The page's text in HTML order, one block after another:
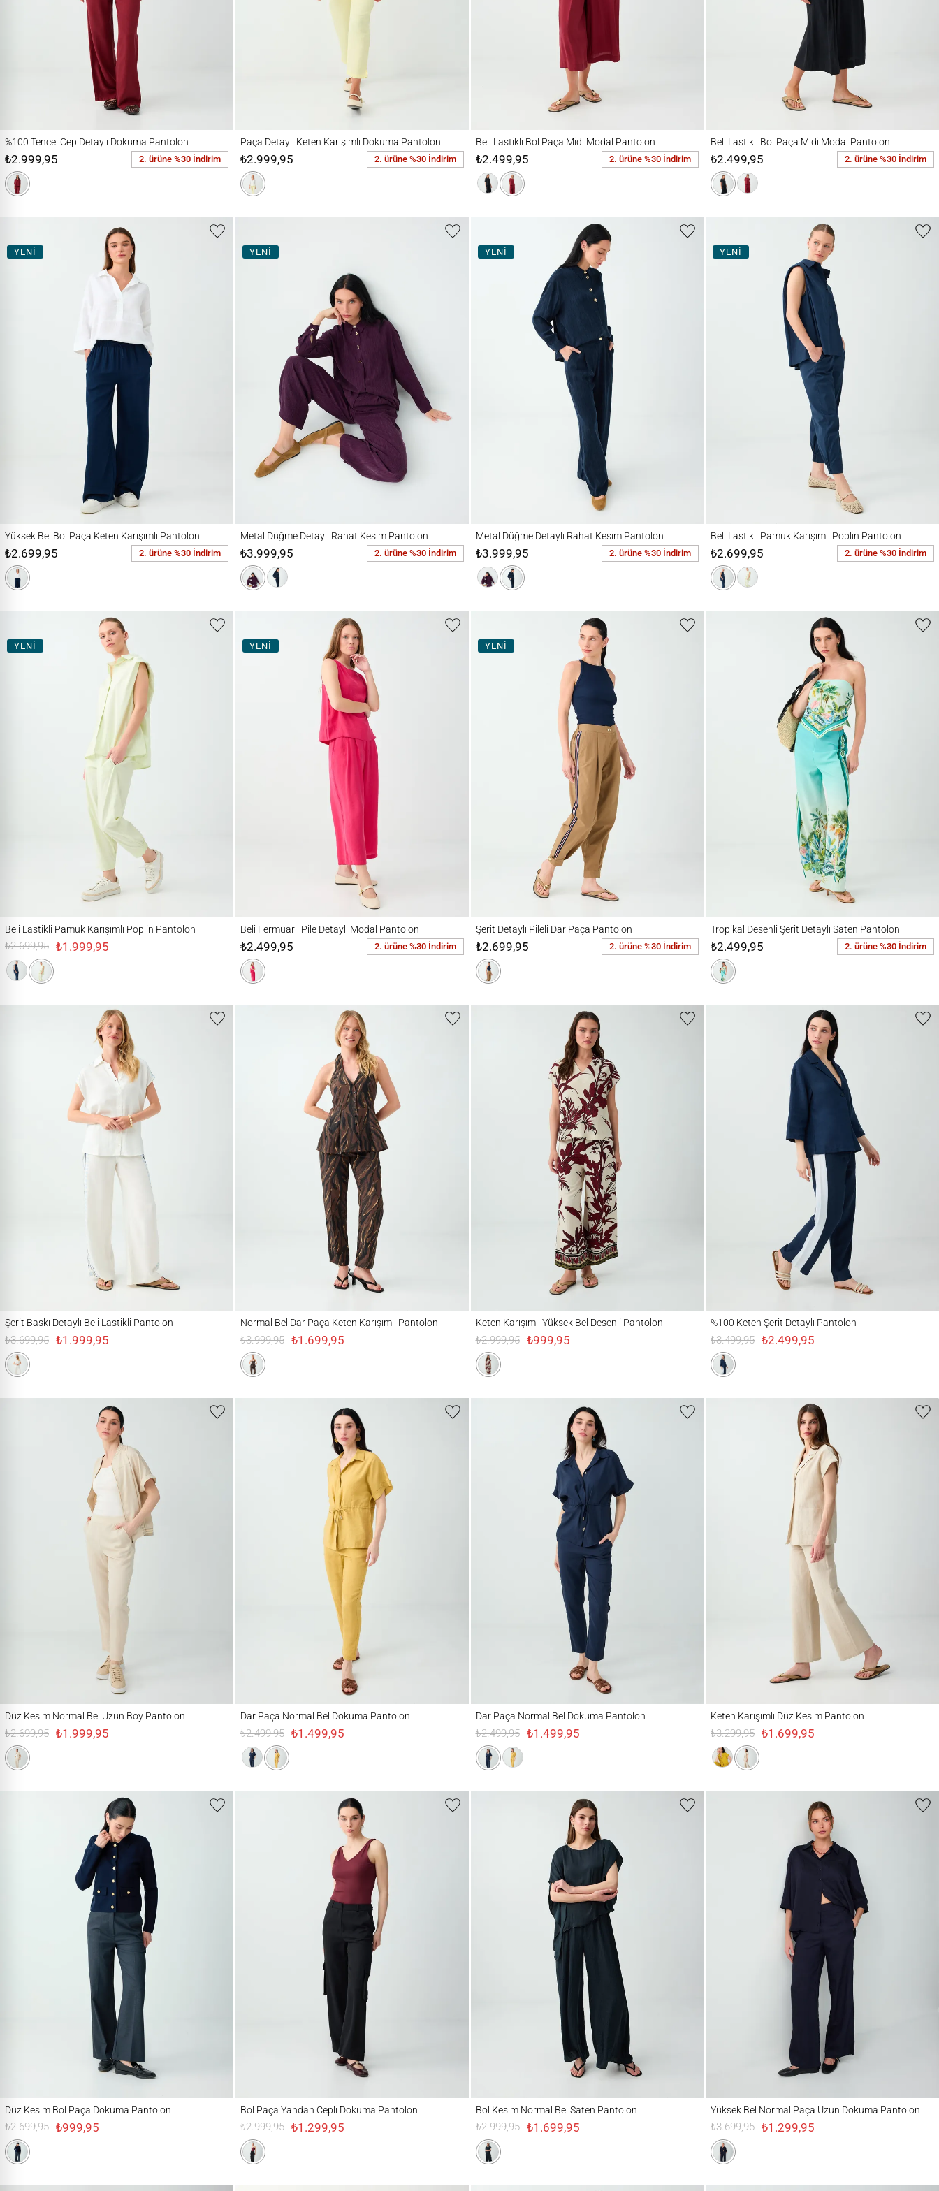
%100 Tencel Cep Detaylı Dokuma Pantolon
₺2.999,95 2. ürüne %30 İndirim
Paça Detaylı Keten Karışımlı Dokuma Pantolon
₺2.999,95 2. ürüne %30 İndirim
Beli Lastikli Bol Paça Midi Modal Pantolon
₺2.499,95 2. ürüne %30 İndirim
Beli Lastikli Bol Paça Midi Modal Pantolon
₺2.499,95 2. ürüne %30 İndirim
YENİ
Yüksek Bel Bol Paça Keten Karışımlı Pantolon
₺2.699,95 2. ürüne %30 İndirim
YENİ
Metal Düğme Detaylı Rahat Kesim Pantolon
₺3.999,95 2. ürüne %30 İndirim
YENİ
Metal Düğme Detaylı Rahat Kesim Pantolon
₺3.999,95 2. ürüne %30 İndirim
YENİ
Beli Lastikli Pamuk Karışımlı Poplin Pantolon
₺2.699,95 2. ürüne %30 İndirim
YENİ
Beli Lastikli Pamuk Karışımlı Poplin Pantolon
₺2.699,95 ₺1.999,95
YENİ
Beli Fermuarlı Pile Detaylı Modal Pantolon
₺2.499,95 2. ürüne %30 İndirim
YENİ
Şerit Detaylı Pileli Dar Paça Pantolon
₺2.699,95 2. ürüne %30 İndirim
Tropikal Desenli Şerit Detaylı Saten Pantolon
₺2.499,95 2. ürüne %30 İndirim
Şerit Baskı Detaylı Beli Lastikli Pantolon
₺3.699,95 ₺1.999,95
Normal Bel Dar Paça Keten Karışımlı Pantolon
₺3.999,95 ₺1.699,95
Keten Karışımlı Yüksek Bel Desenli Pantolon
₺2.999,95 ₺999,95
%100 Keten Şerit Detaylı Pantolon
₺3.499,95 ₺2.499,95
Düz Kesim Normal Bel Uzun Boy Pantolon
₺2.699,95 ₺1.999,95
Dar Paça Normal Bel Dokuma Pantolon
₺2.499,95 ₺1.499,95
Dar Paça Normal Bel Dokuma Pantolon
₺2.499,95 ₺1.499,95
Keten Karışımlı Düz Kesim Pantolon
₺3.299,95 ₺1.699,95
Düz Kesim Bol Paça Dokuma Pantolon
₺2.699,95 ₺999,95
Bol Paça Yandan Cepli Dokuma Pantolon
₺2.999,95 ₺1.299,95
Bol Kesim Normal Bel Saten Pantolon
₺2.999,95 ₺1.699,95
Yüksek Bel Normal Paça Uzun Dokuma Pantolon
₺3.699,95 ₺1.299,95